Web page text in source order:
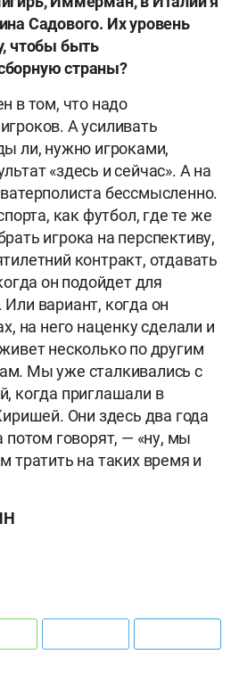
Садового. Их уровень
чтобы быть
страны?
в том, что надо
А усиливать
ли, нужно игроками,
«здесь и сейчас». А на
бессмысленно.
как футбол, где те же
игрока на перспективу,
контракт, отдавать
он подойдет для
вариант, когда он
на него наценку сделали и
несколько по другим
Мы уже сталкивались с
когда приглашали в
Они здесь два года
потом говорят, — «ну, мы
тратить на таких время и